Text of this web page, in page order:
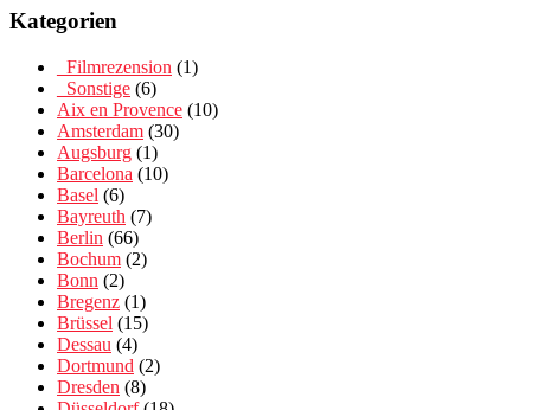
Kategorien
_Filmrezension (1)
_Sonstige (6)
Aix en Provence (10)
Amsterdam (30)
Augsburg (1)
Barcelona (10)
Basel (6)
Bayreuth (7)
Berlin (66)
Bochum (2)
Bonn (2)
Bregenz (1)
Brüssel (15)
Dessau (4)
Dortmund (2)
Dresden (8)